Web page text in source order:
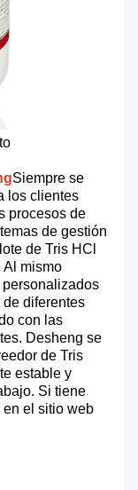
Siempre se
los clientes
procesos de
de gestión
de Tris HCl
Al mismo
diferentes
con las
Desheng se
de Tris
estable y
Si tiene
el sitio web